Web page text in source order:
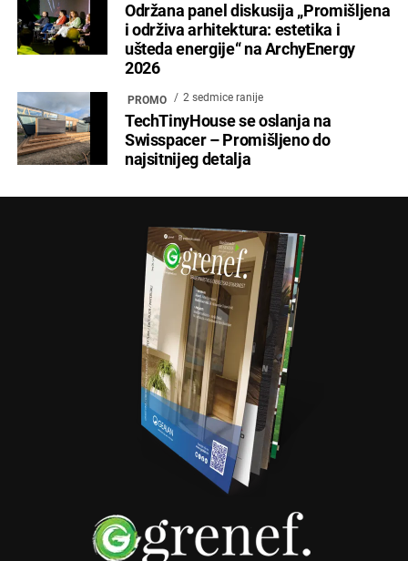
Održana panel diskusija „Promišljena
i održiva arhitektura: estetika i
ušteda energije“ na ArchyEnergy
2026
PROMO 2 sedmice ranije
TechTinyHouse se oslanja na
Swisspacer – Promišljeno do
najsitnijeg detalja